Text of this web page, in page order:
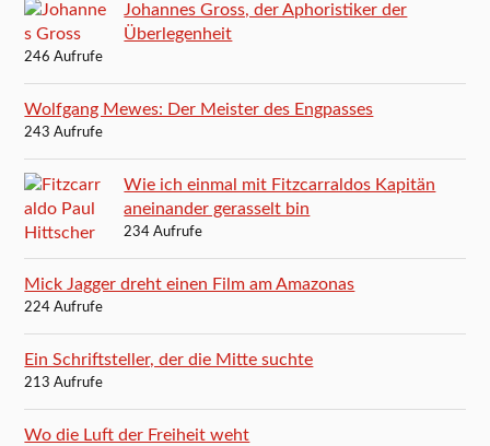
Johannes Gross, der Aphoristiker der
Überlegenheit
246 Aufrufe
Wolfgang Mewes: Der Meister des Engpasses
243 Aufrufe
Wie ich einmal mit Fitzcarraldos Kapitän
aneinander gerasselt bin
234 Aufrufe
Mick Jagger dreht einen Film am Amazonas
224 Aufrufe
Ein Schriftsteller, der die Mitte suchte
213 Aufrufe
Wo die Luft der Freiheit weht